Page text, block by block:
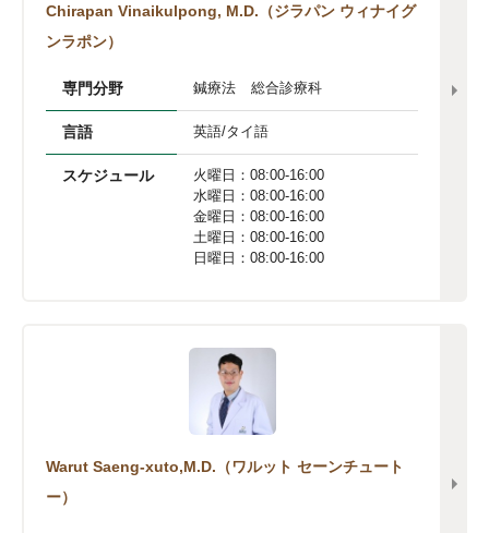
Chirapan Vinaikulpong, M.D.（ジラパン ウィナイグ
ンラポン）
専門分野 鍼療法 総合診療科
言語 英語/タイ語
スケジュール
火曜日：08:00-16:00
水曜日：08:00-16:00
金曜日：08:00-16:00
土曜日：08:00-16:00
日曜日：08:00-16:00
Warut Saeng-xuto,M.D.（ワルット セーンチュート
ー）